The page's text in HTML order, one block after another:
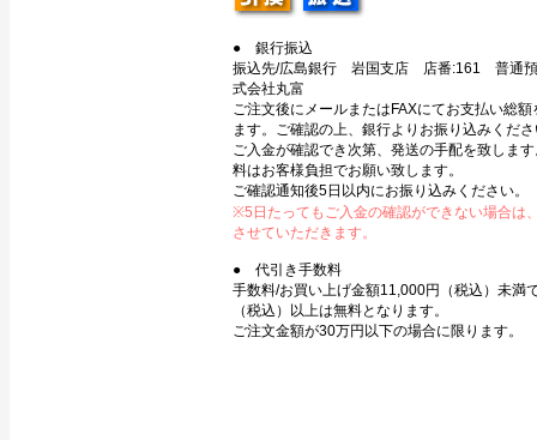
● 銀行振込
振込先/広島銀行 岩国支店 店番:161 普通
式会社丸富
ご注文後にメールまたはFAXにてお支払い総
ます。ご確認の上、銀行よりお振り込みくだ
ご入金が確認でき次第、発送の手配を致しま
料はお客様負担でお願い致します。
ご確認通知後5日以内にお振り込みください。
※5日たってもご入金の確認ができない場合は
させていただきます。
● 代引き手数料
手数料/お買い上げ金額11,000円（税込）未満
（税込）以上は無料となります。
ご注文金額が30万円以下の場合に限ります。